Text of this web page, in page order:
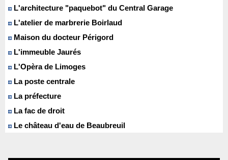
L'architecture "paquebot" du Central Garage
L'atelier de marbrerie Boirlaud
Maison du docteur Périgord
L'immeuble Jaurés
L'Opèra de Limoges
La poste centrale
La préfecture
La fac de droit
Le château d'eau de Beaubreuil